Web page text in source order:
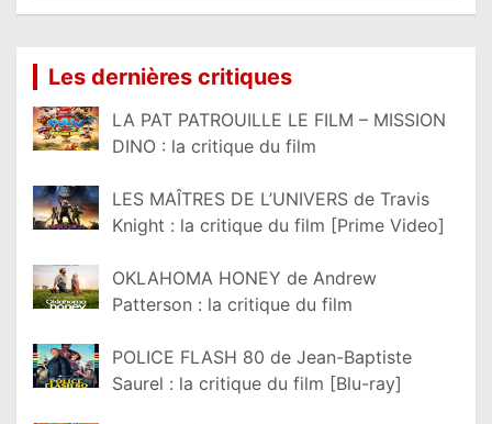
Les dernières critiques
LA PAT PATROUILLE LE FILM – MISSION
DINO : la critique du film
LES MAÎTRES DE L’UNIVERS de Travis
Knight : la critique du film [Prime Video]
OKLAHOMA HONEY de Andrew
Patterson : la critique du film
POLICE FLASH 80 de Jean-Baptiste
Saurel : la critique du film [Blu-ray]